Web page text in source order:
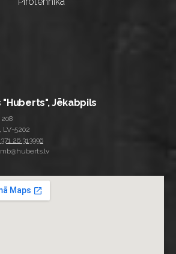
"Huberts", Jēkabpils
LV-5202
26 313996